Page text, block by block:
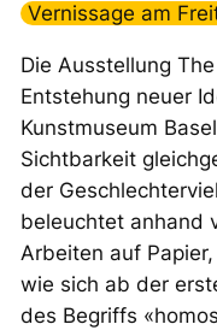
Vernissage am
Die Ausstellung
Entstehung neuer
Kunstmuseum
Sichtbarkeit
der
beleuchtet anhand
Arbeiten auf
wie sich ab der
des Begriffs